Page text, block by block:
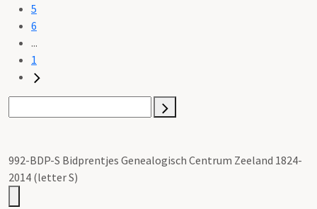
5
6
...
1
992-BDP-S Bidprentjes Genealogisch Centrum Zeeland 1824-
2014 (letter S)